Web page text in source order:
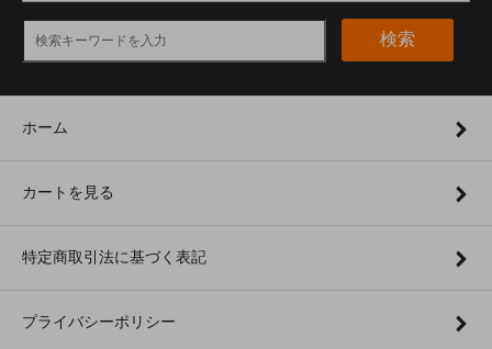
検索
ホーム
カートを見る
特定商取引法に基づく表記
プライバシーポリシー